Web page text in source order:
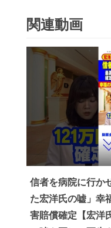
関連動画
信者を病院に行か
た宏洋氏の嘘」幸
害賠償確定【宏洋